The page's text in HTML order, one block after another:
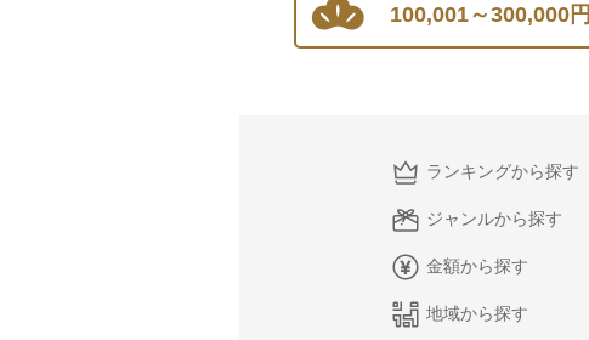
100,001～300,000円
ランキングから探す
ジャンルから探す
金額から探す
地域から探す